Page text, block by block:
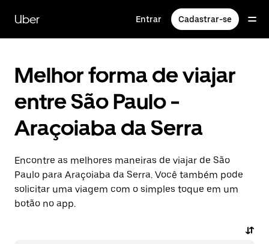
para
conteúdo
Uber Entrar Cadastrar-se
Melhor forma de viajar
entre São Paulo -
Araçoiaba da Serra
Encontre as melhores maneiras de viajar de São
Paulo para Araçoiaba da Serra. Você também pode
solicitar uma viagem com o simples toque em um
botão no app.